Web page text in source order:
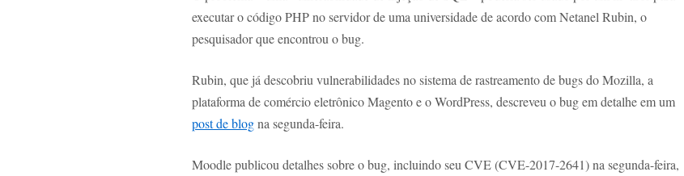
executar o código PHP no servidor de uma universidade de acordo com Netanel Rubin, o
pesquisador que encontrou o bug.
Rubin, que já descobriu vulnerabilidades no sistema de rastreamento de bugs do Mozilla, a
plataforma de comércio eletrônico Magento e o WordPress, descreveu o bug em detalhe em um
post de blogna segunda-feira.
Moodle publicou detalhes sobre o bug, incluindo seu CVE (CVE-2017-2641) na segunda-feira,